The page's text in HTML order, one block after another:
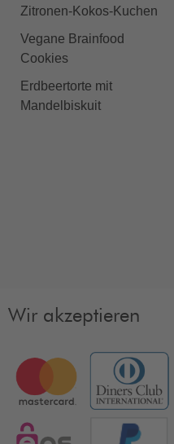
Zitronen-Kokos-Kuchen
Vegane Brainfood
Cookies
Erdbeertorte mit
Mandelbiskuit
Wir akzeptieren